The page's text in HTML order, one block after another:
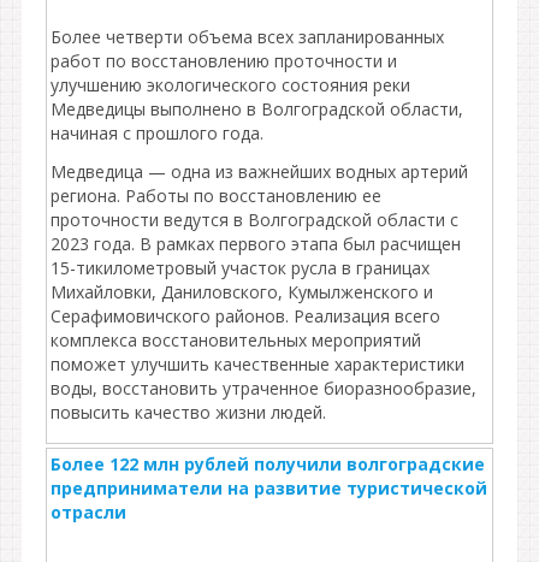
Более четверти объема всех запланированных
работ по восстановлению проточности и
улучшению экологического состояния реки
Медведицы выполнено в Волгоградской области,
начиная с прошлого года.
Медведица — одна из важнейших водных артерий
региона. Работы по восстановлению ее
проточности ведутся в Волгоградской области с
2023 года. В рамках первого этапа был расчищен
15-тикилометровый участок русла в границах
Михайловки, Даниловского, Кумылженского и
Серафимовичского районов. Реализация всего
комплекса восстановительных мероприятий
поможет улучшить качественные характеристики
воды, восстановить утраченное биоразнообразие,
повысить качество жизни людей.
Более 122 млн рублей получили волгоградские
предприниматели на развитие туристической
отрасли